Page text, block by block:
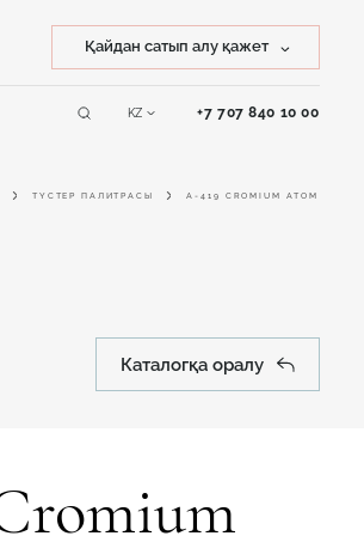
Қайдан сатып алу қажет
KZ +7 707 840 10 00
ТҮСТЕР ПАЛИТРАСЫ A-419 CROMIUM ATOM
Каталогқа оралу